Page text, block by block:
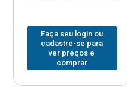
Faça seu login ou
cadastre-se para
ver preços e
comprar